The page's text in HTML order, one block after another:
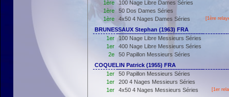
1ère
100 Nage Libre Dames Séries
1ère
50 Dos Dames Séries
1ère
4x50 4 Nages Dames Séries [1ère
BRUNESSAUX Stephan (1963) FRA
1er
100 Nage Libre Messieurs Séries
1er
400 Nage Libre Messieurs Séries
2e
50 Papillon Messieurs Séries
COQUELIN Patrick (1955) FRA
1er
50 Papillon Messieurs Séries
1er
200 4 Nages Messieurs Séries
1er
4x50 4 Nages Messieurs Séries [1er